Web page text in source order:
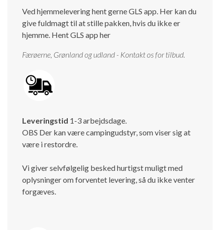
Ved hjemmelevering hent gerne GLS app. Her kan du
give fuldmagt til at stille pakken, hvis du ikke er
hjemme. Hent GLS app her
Færøerne, Grønland og udland - Kontakt os for tilbud.
Leveringstid 1-3 arbejdsdage.
OBS Der kan være campingudstyr, som viser sig at
være i restordre.
Vi giver selvfølgelig besked hurtigst muligt med
oplysninger om forventet levering, så du ikke venter
forgæves.